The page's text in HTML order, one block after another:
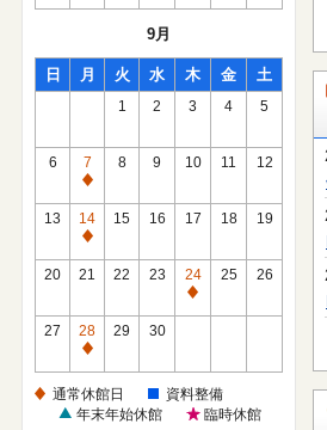
館
館
日
9月
日 月 火 水 木 金 土
1 2 3 4 5
6
7
通
常
休
館
8 9 10 11 12
13
14
通
常
館
日
15 16 17 18 19
20 21 22 23
24
通
館
日
25 26
27
28
通
休
29 30
通常休館日
資料整備
年末年始休館
臨時休館